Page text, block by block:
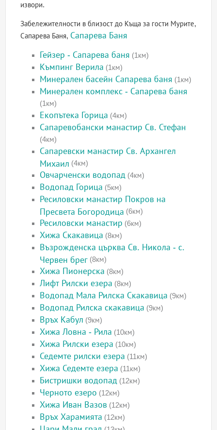
извори.
Забележителности в близост до Къща за гости Мурите,
Сапарева Баня, Сапарева Баня
Гейзер - Сапарева баня (1км)
Къмпинг Верила (1км)
Минерален басейн Сапарева баня (1км)
Минерален комплекс - Сапарева баня
(1км)
Екопътека Горица (4км)
Сапаревобански манастир Св. Стефан
(4км)
Сапаревски манастир Св. Архангел
Михаил (4км)
Овчарченски водопад (4км)
Водопад Горица (5км)
Ресиловски манастир Покров на
Пресвета Богородица (6км)
Ресиловски манастир (6км)
Хижа Скакавица (8км)
Възрожденска църква Св. Никола - с.
Червен брег (8км)
Хижа Пионерска (8км)
Лифт Рилски езера (8км)
Водопад Мала Рилска Скакавица (9км)
Водопад Рилска скакавица (9км)
Връх Кабул (9км)
Хижа Ловна - Рила (10км)
Хижа Рилски езера (10км)
Седемте рилски езера (11км)
Хижа Седемте езера (11км)
Бистришки водопад (12км)
Черното езеро (12км)
Хижа Иван Вазов (12км)
Връх Харамията (12км)